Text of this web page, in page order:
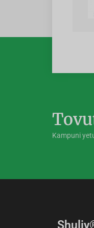
Kampuni